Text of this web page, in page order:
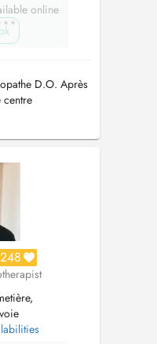
online
D.O. Après
pour son
est revenu en
ailleurs,
an...
248